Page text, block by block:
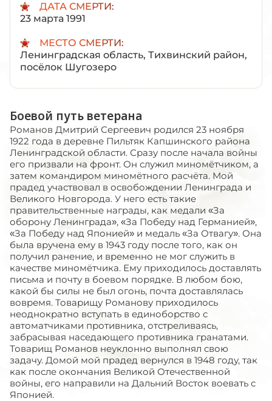
ДАТА СМЕРТИ:
23 марта 1991
МЕСТО СМЕРТИ:
Ленинградская область, Тихвинский район,
посёлок Шугозеро
Боевой путь ветерана
Романов Дмитрий Сергеевич родился 23 ноября
1922 года в деревне Пильтяк Капшинского района
Ленинградской области. Сразу после начала войны
его призвали на фронт. Он служил миномётчиком, а
затем командиром миномётного расчёта. Мой
прадед участвовал в освобождении Ленинграда и
Великого Новгорода. У него есть такие
правительственные награды, как медали «За
оборону Ленинграда», «За Победу над Германией»,
«За Победу над Японией» и медаль «За Отвагу». Она
была вручена ему в 1943 году после того, как он
получил ранение, и временно не мог служить в
качестве миномётчика. Ему приходилось доставлять
письма и почту в боевом порядке. В любом бою,
какой бы силы не был огонь, почта доставлялась
вовремя. Товарищу Романову приходилось
неоднократно вступать в единоборство с
автоматчиками противника, отстреливаясь,
забрасывая наседающего противника гранатами.
Товарищ Романов неуклонно выполнял свою
задачу. Домой мой прадед вернулся в 1948 году, так
как после окончания Великой Отечественной
войны, его направили на Дальний Восток воевать с
Японией.